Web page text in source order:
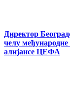
Директор
челу међународне
алијансе ЦЕФА